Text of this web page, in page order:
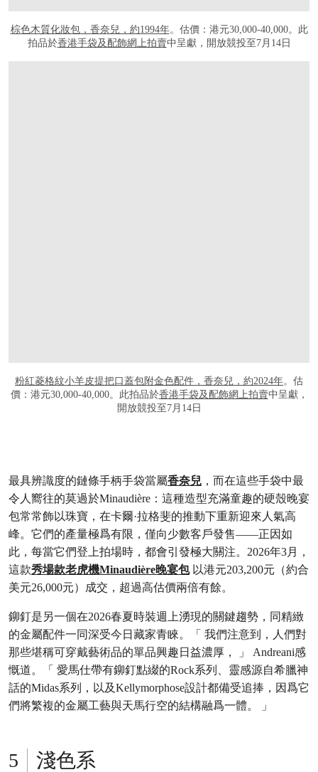
棕色木質化妝包，香奈兒，約1994年。估價：港元30,000-40,000。此
拍品於香港手袋及配飾網上拍賣中呈獻，開放競投至7月14日
粉紅菱格紋小羊皮提把口蓋包附金色配件，香奈兒，約2024年。估
價：港元30,000-40,000。此拍品於香港手袋及配飾網上拍賣中呈獻，
開放競投至7月14日
最具辨識度的鏈條手柄手袋當屬香奈兒 ，而在這些手袋中最
令人嚮往的莫過於Minaudière：這種造型充滿童趣的硬殼晚宴
包常常飾以珠寶，在卡爾·拉格斐的推動下重新迎來人氣高
峰。它們的產量極爲有限，僅向少數客戶發售——正因如
此，每當它們登上拍場時，都會引發極大關注。2026年3月，
這款秀場款老虎機Minaudière晚宴包以港元203,200元（約合
美元26,000元）成交，超過高估價兩倍有餘。
鉚釘是另一個在2026春夏時裝週上湧現的關鍵趨勢，同精緻
的金屬配件一同深受今日藏家青睞。「 我們注意到，人們對
那些堪稱可穿戴藝術品的單品興趣日益濃厚， 」 Andreani感
慨道。「 愛馬仕帶有鉚釘點綴的Rock系列、靈感源自希臘神
話的Midas系列，以及Kellymorphose設計都備受追捧，因爲它
們將繁複的金屬工藝與天馬行空的結構融爲一體。 」
淺色系